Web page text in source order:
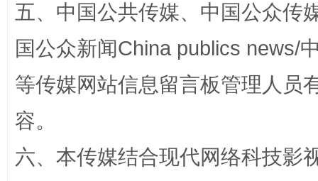
扯下公款旅游的“隐身衣” 如何以
五、中国公共传媒、中国公众传
国公众新闻China publics news/
等传媒网站信息留言板管理人员
容。
六、本传媒结合现代网络科技影